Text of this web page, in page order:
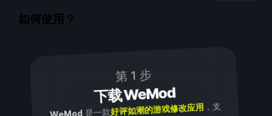
如何使用？
第 1 步
下载 WeMod
是一款好评如潮的游戏修改应用 ，支